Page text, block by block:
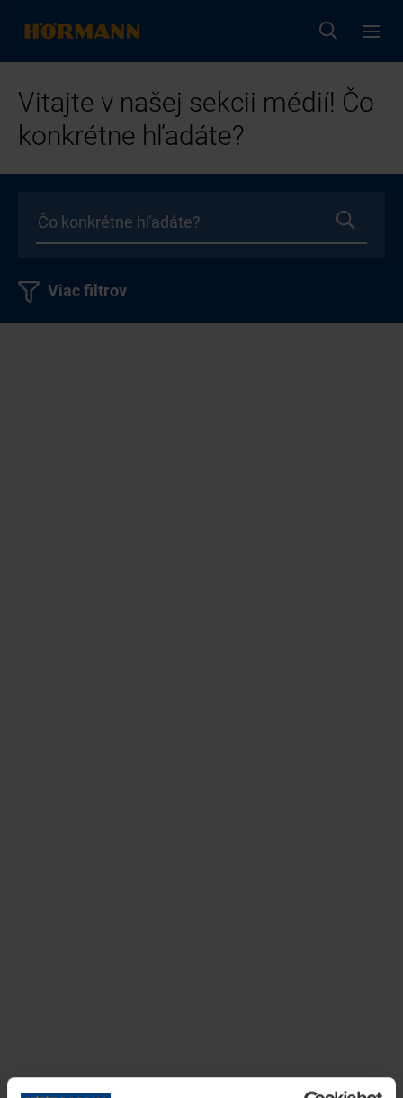
Vitajte v našej sekcii médií! Čo
konkrétne hľadáte?
Viac filtrov